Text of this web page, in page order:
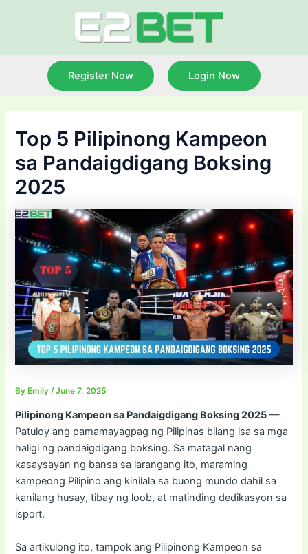
Register Now Login Now
Top 5 Pilipinong Kampeon
sa Pandaigdigang Boksing
2025
ByEmily /June 7, 2025
Pilipinong Kampeon sa Pandaigdigang Boksing 2025 —
Patuloy ang pamamayagpag ng Pilipinas bilang isa sa mga
haligi ng pandaigdigang boksing. Sa matagal nang
kasaysayan ng bansa sa larangang ito, maraming
kampeong Pilipino ang kinilala sa buong mundo dahil sa
kanilang husay, tibay ng loob, at matinding dedikasyon sa
isport.
Sa artikulong ito, tampok ang Pilipinong Kampeon sa